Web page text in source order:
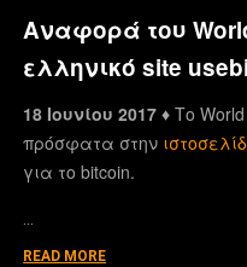
Αναφορά του
ελληνικό site
18 Ιουνίου 2017 ♦Το
πρόσφατα στην
για το bitcoin.
READ MORE